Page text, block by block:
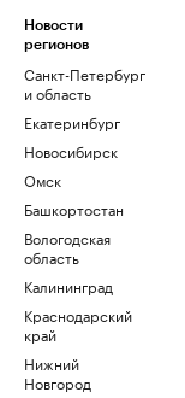
Новости
регионов
Санкт-Петербург
и область
Екатеринбург
Новосибирск
Омск
Башкортостан
Вологодская
область
Калининград
Краснодарский
край
Нижний
Новгород